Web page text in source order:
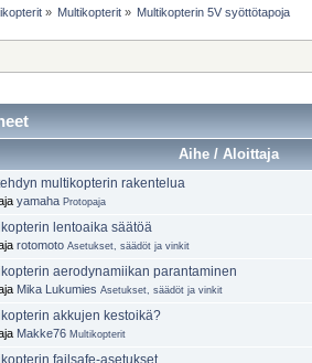
» Multikopterit» Multikopterin 5V syöttötapoja
Aihe / Aloittaja
multikopterin rakentelua
yamaha Protopaja
lentoaika säätöä
rotomoto Asetukset, säädöt ja vinkit
aerodynamiikan parantaminen
Mika Lukumies Asetukset, säädöt ja vinkit
akkujen kestoikä?
Makke76 Multikopterit
failsafe-asetukset